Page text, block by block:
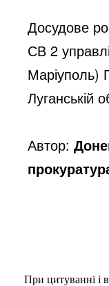
Досудове
СВ 2
Маріуполь)
Луганській
Автор:
При цитуванні і